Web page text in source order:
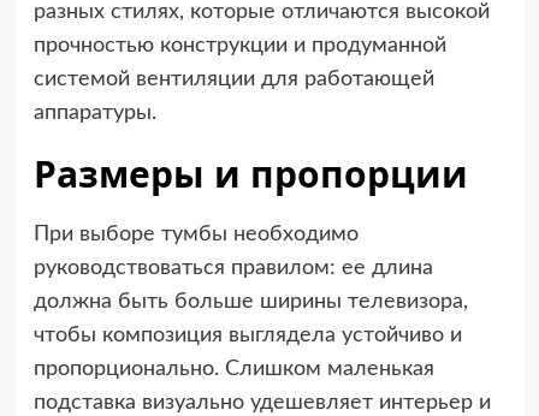
разных стилях, которые отличаются высокой
прочностью конструкции и продуманной
системой вентиляции для работающей
аппаратуры.
Размеры и пропорции
При выборе тумбы необходимо
руководствоваться правилом: ее длина
должна быть больше ширины телевизора,
чтобы композиция выглядела устойчиво и
пропорционально. Слишком маленькая
подставка визуально удешевляет интерьер и